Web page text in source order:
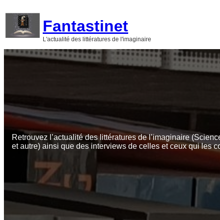
contenu
Fantastinet
L'actualité des littératures de l'imaginaire
Retrouvez l’actualité des littératures de l’imaginaire
et autre) ainsi que des interviews de celles et ceux qui les